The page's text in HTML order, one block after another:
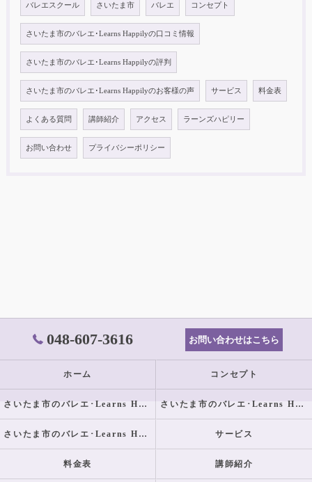
バレエスクール さいたま市 バレエ コンセプト
さいたま市のバレエ･Learns Happilyの口コミ情報
さいたま市のバレエ･Learns Happilyの評判
さいたま市のバレエ･Learns Happilyのお客様の声 サービス 料金表
よくある質問 講師紹介 アクセス ラーンズハピリー
お問い合わせ プライバシーポリシー
048-607-3616 お問い合わせはこちら
ホーム コンセプト
さいたま市のバレエ･Learns Happilyの口コミ情報 さいたま市のバレエ･Learns Happilyの評判
さいたま市のバレエ･Learns Happilyのお客様の声 サービス
料金表 講師紹介